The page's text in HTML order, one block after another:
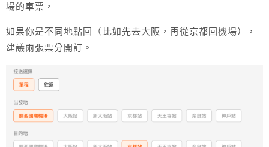
場的車票，
如果你是不同地點回（比如先去大阪，再從京都回機場），
建議兩張票分開訂。